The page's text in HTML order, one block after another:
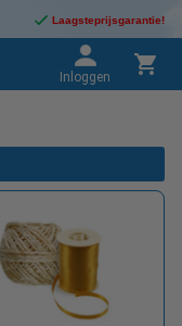
Laagsteprijsgarantie!
Inloggen